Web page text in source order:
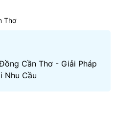
Thơ
Cần Thơ - Giải Pháp
Nhu Cầu